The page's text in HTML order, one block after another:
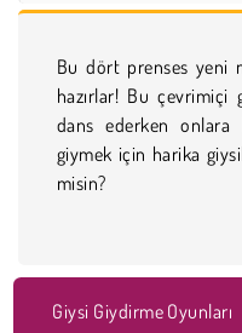
Bu dört prenses yeni
hazırlar! Bu çevrimiçi
dans ederken onlara
giymek için harika
misin?
Giysi Giydirme Oyunları